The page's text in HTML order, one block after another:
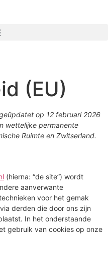
(EU)
op 12 februari 2026
wettelijke permanente
Ruimte en Zwitserland.
(hierna: “de site”) wordt
aanverwante
voor het gemak
derden die door ons zijn
In het onderstaande
gebruik van cookies op onze